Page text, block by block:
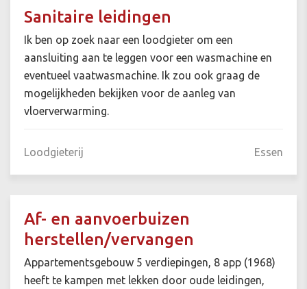
Sanitaire leidingen
Ik ben op zoek naar een loodgieter om een
aansluiting aan te leggen voor een wasmachine en
eventueel vaatwasmachine. Ik zou ook graag de
mogelijkheden bekijken voor de aanleg van
vloerverwarming.
Loodgieterij Essen
Af- en aanvoerbuizen
herstellen/vervangen
Appartementsgebouw 5 verdiepingen, 8 app (1968)
heeft te kampen met lekken door oude leidingen,